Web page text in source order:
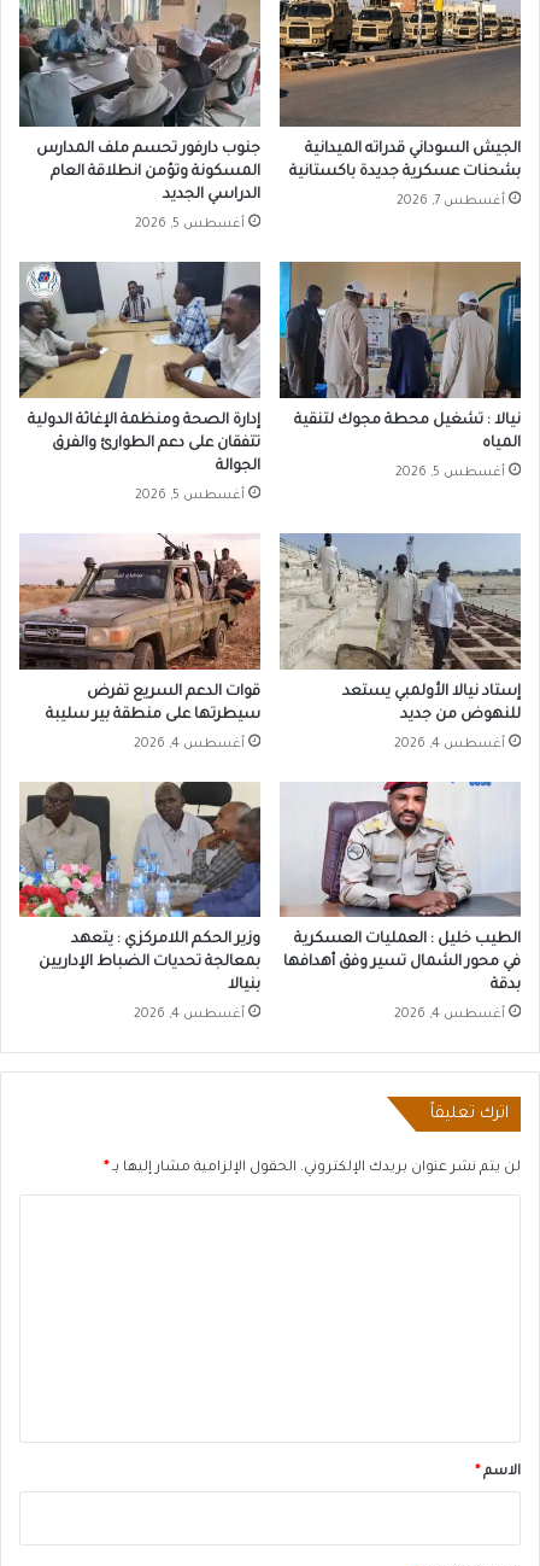
الجيش السوداني قدراته الميدانية
بشحنات عسكرية جديدة باكستانية
أغسطس 7, 2026
جنوب دارفور تحسم ملف المدارس
المسكونة وتؤمن انطلاقة العام
الدراسي الجديد
أغسطس 5, 2026
نيالا : تشغيل محطة مجوك لتنقية
المياه
أغسطس 5, 2026
إدارة الصحة ومنظمة الإغاثة الدولية
تتفقان على دعم الطوارئ والفرق
الجوالة
أغسطس 5, 2026
إستاد نيالا الأولمبي يستعد
للنهوض من جديد
أغسطس 4, 2026
قوات الدعم السريع تفرض
سيطرتها على منطقة بير سليبة
أغسطس 4, 2026
الطيب خليل : العمليات العسكرية
في محور الشمال تسير وفق أهدافها
بدقة
أغسطس 4, 2026
وزير الحكم اللامركزي : يتعهد
بمعالجة تحديات الضباط الإداريين
بنيالا
أغسطس 4, 2026
اترك تعليقاً
لن يتم نشر عنوان بريدك الإلكتروني. الحقول الإلزامية مشار إليها بـ *
*الاسم *